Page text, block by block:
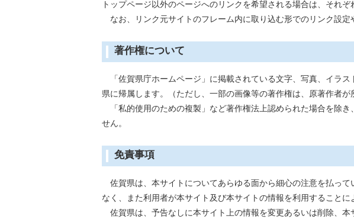
トップページ以外のページへのリンクを希望される場合は、それぞ
なお、リンク元サイトのフレーム内に取り込む形でのリンク設定
著作権について
「佐賀県庁ホームページ」に掲載されている文字、写真、イラ
県に帰属します。（ただし、一部の画像等の著作権は、原著作者が
「私的使用のための複製」など著作権法上認められた場合を除
せん。
免責事項
佐賀県は、本サイトについてあらゆる面から細心の注意を払っ
なく、また利用者が本サイト及び本サイトの情報を利用すること
佐賀県は、予告なしに本サイト上の情報を変更あるいは削除、